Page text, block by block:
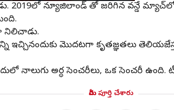
2019లో న్యూజిలాండ్ తో జరిగిన వన్డే
నిలిచాడు.
మొదటగా కృతజ్ఞతలు
నాలుగు అర్ధ సెంచరీలు, ఒక సెంచరీ
మీరు పూర్తి చేశారు